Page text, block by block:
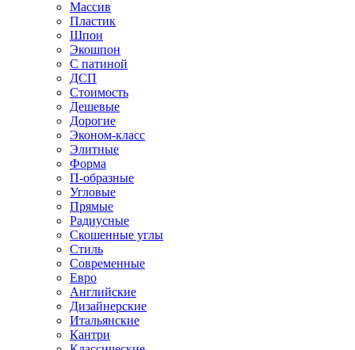
Массив
Пластик
Шпон
Экошпон
С патиной
ДСП
Стоимость
Дешевые
Дорогие
Эконом-класс
Элитные
Форма
П-образные
Угловые
Прямые
Радиусные
Скошенные углы
Стиль
Современные
Евро
Английские
Дизайнерские
Итальянские
Кантри